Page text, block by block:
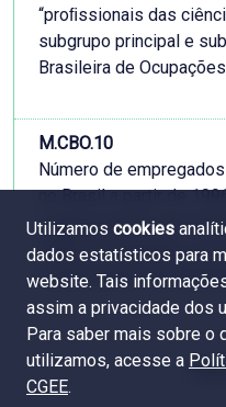
“proﬁssionais das
subgrupo principal e
Brasileira de
M.CBO.10
Número de
no Brasil a partir de
ocupacional da
(CBO) do emprego e
conhecimento da
Utilizamos cookies
dados estatísticos para
website. Tais
assim a privacidade dos
Para saber mais sobre o
utilizamos, acesse a
CGEE.